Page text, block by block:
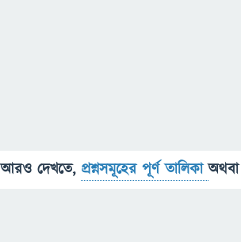
আরও দেখতে, প্রশ্নসমূহের পূর্ণ তালিকা